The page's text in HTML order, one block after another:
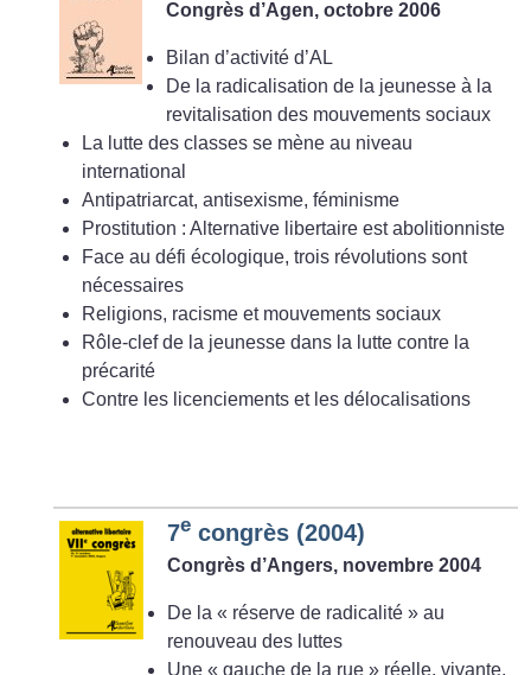
Congrès d’Agen, octobre 2006
Bilan d’activité d’AL
De la radicalisation de la jeunesse à la
revitalisation des mouvements sociaux
La lutte des classes se mène au niveau
international
Antipatriarcat, antisexisme, féminisme
Prostitution : Alternative libertaire est abolitionniste
Face au défi écologique, trois révolutions sont
nécessaires
Religions, racisme et mouvements sociaux
Rôle-clef de la jeunesse dans la lutte contre la
précarité
Contre les licenciements et les délocalisations
7e congrès (2004)
Congrès d’Angers, novembre 2004
De la « réserve de radicalité » au
renouveau des luttes
Une « gauche de la rue » réelle, vivante,